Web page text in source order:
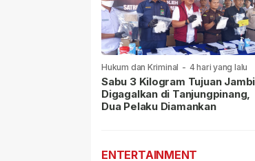
Hukum dan Kriminal - 4 hari yang lalu
Sabu 3 Kilogram Tujuan Jambi
Digagalkan di Tanjungpinang,
Dua Pelaku Diamankan
ENTERTAINMENT